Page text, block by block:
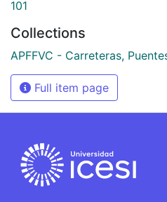
101
Collections
APFFVC - Carreteras,
Full item page